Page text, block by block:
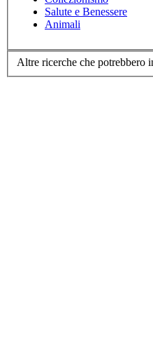
Salute e Benessere
Animali
Altre ricerche che potrebbero